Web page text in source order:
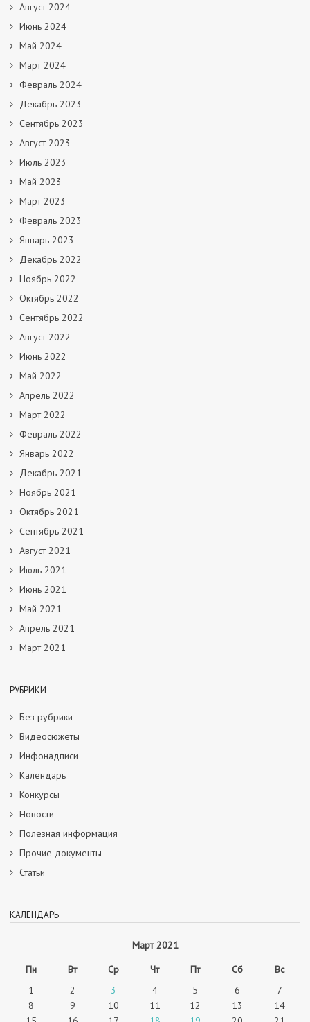
Август 2024
Июнь 2024
Май 2024
Март 2024
Февраль 2024
Декабрь 2023
Сентябрь 2023
Август 2023
Июль 2023
Май 2023
Март 2023
Февраль 2023
Январь 2023
Декабрь 2022
Ноябрь 2022
Октябрь 2022
Сентябрь 2022
Август 2022
Июнь 2022
Май 2022
Апрель 2022
Март 2022
Февраль 2022
Январь 2022
Декабрь 2021
Ноябрь 2021
Октябрь 2021
Сентябрь 2021
Август 2021
Июль 2021
Июнь 2021
Май 2021
Апрель 2021
Март 2021
РУБРИКИ
Без рубрики
Видеосюжеты
Инфонадписи
Календарь
Конкурсы
Новости
Полезная информация
Прочие документы
Статьи
КАЛЕНДАРЬ
Март 2021
Пн
Вт Ср Чт Пт Сб
Вс
1
2 3 4 5 6
7
8
9 10 11 12 13
14